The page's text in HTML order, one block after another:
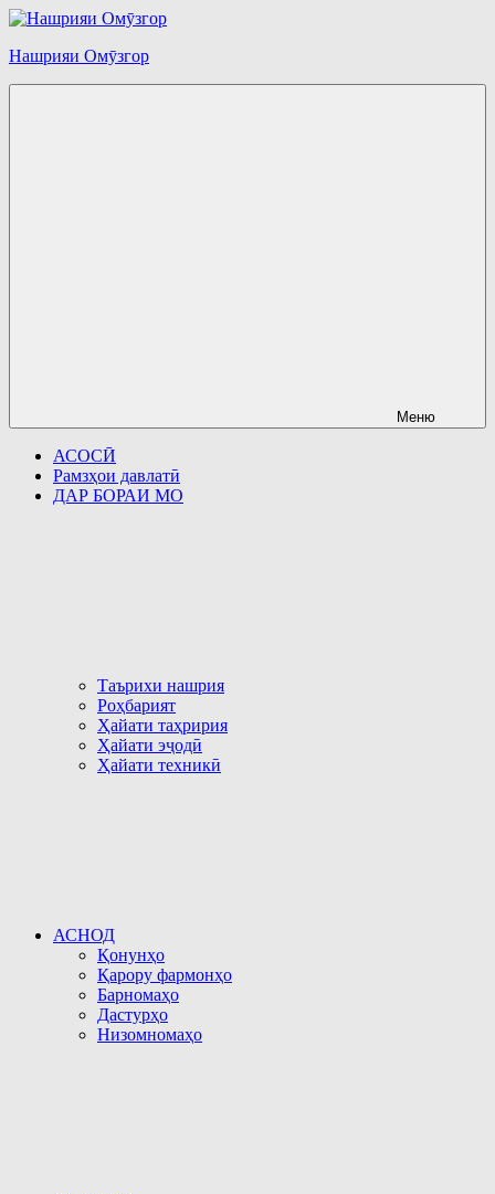
Перейти
содержимому
Нашрияи Омӯзгор
Меню
АСОСӢ
Рамзҳои давлатӣ
ДАР БОРАИ МО
Таърихи нашрия
Роҳбарият
Ҳайати таҳририя
Ҳайати эҷодӣ
Ҳайати техникӣ
АСНОД
Қонунҳо
Қарору фармонҳо
Барномаҳо
Дастурҳо
Низомномаҳо